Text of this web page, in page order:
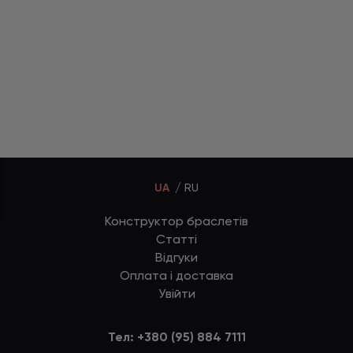
UA RU
Конструктор браслетів
Статті
Відгуки
Оплата і доставка
Увійти
Тел: +380 (95) 884 7111